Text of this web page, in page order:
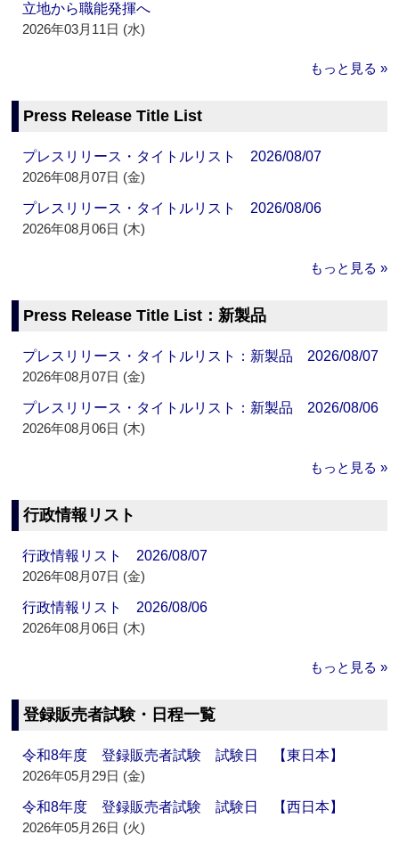
立地から職能発揮へ
2026年03月11日 (水)
もっと見る »
Press Release Title List
プレスリリース・タイトルリスト 2026/08/07
2026年08月07日 (金)
プレスリリース・タイトルリスト 2026/08/06
2026年08月06日 (木)
もっと見る »
Press Release Title List：新製品
プレスリリース・タイトルリスト：新製品 2026/08/07
2026年08月07日 (金)
プレスリリース・タイトルリスト：新製品 2026/08/06
2026年08月06日 (木)
もっと見る »
行政情報リスト
行政情報リスト 2026/08/07
2026年08月07日 (金)
行政情報リスト 2026/08/06
2026年08月06日 (木)
もっと見る »
登録販売者試験・日程一覧
令和8年度 登録販売者試験 試験日 【東日本】
2026年05月29日 (金)
令和8年度 登録販売者試験 試験日 【西日本】
2026年05月26日 (火)